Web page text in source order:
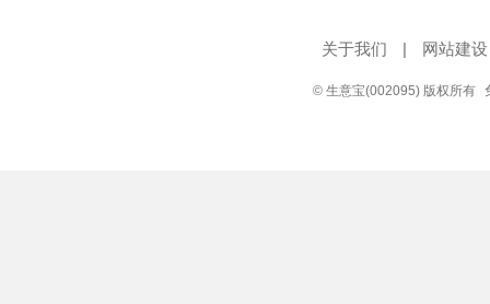
关于我们 | 网站建设
© 生意宝(002095) 版权所有